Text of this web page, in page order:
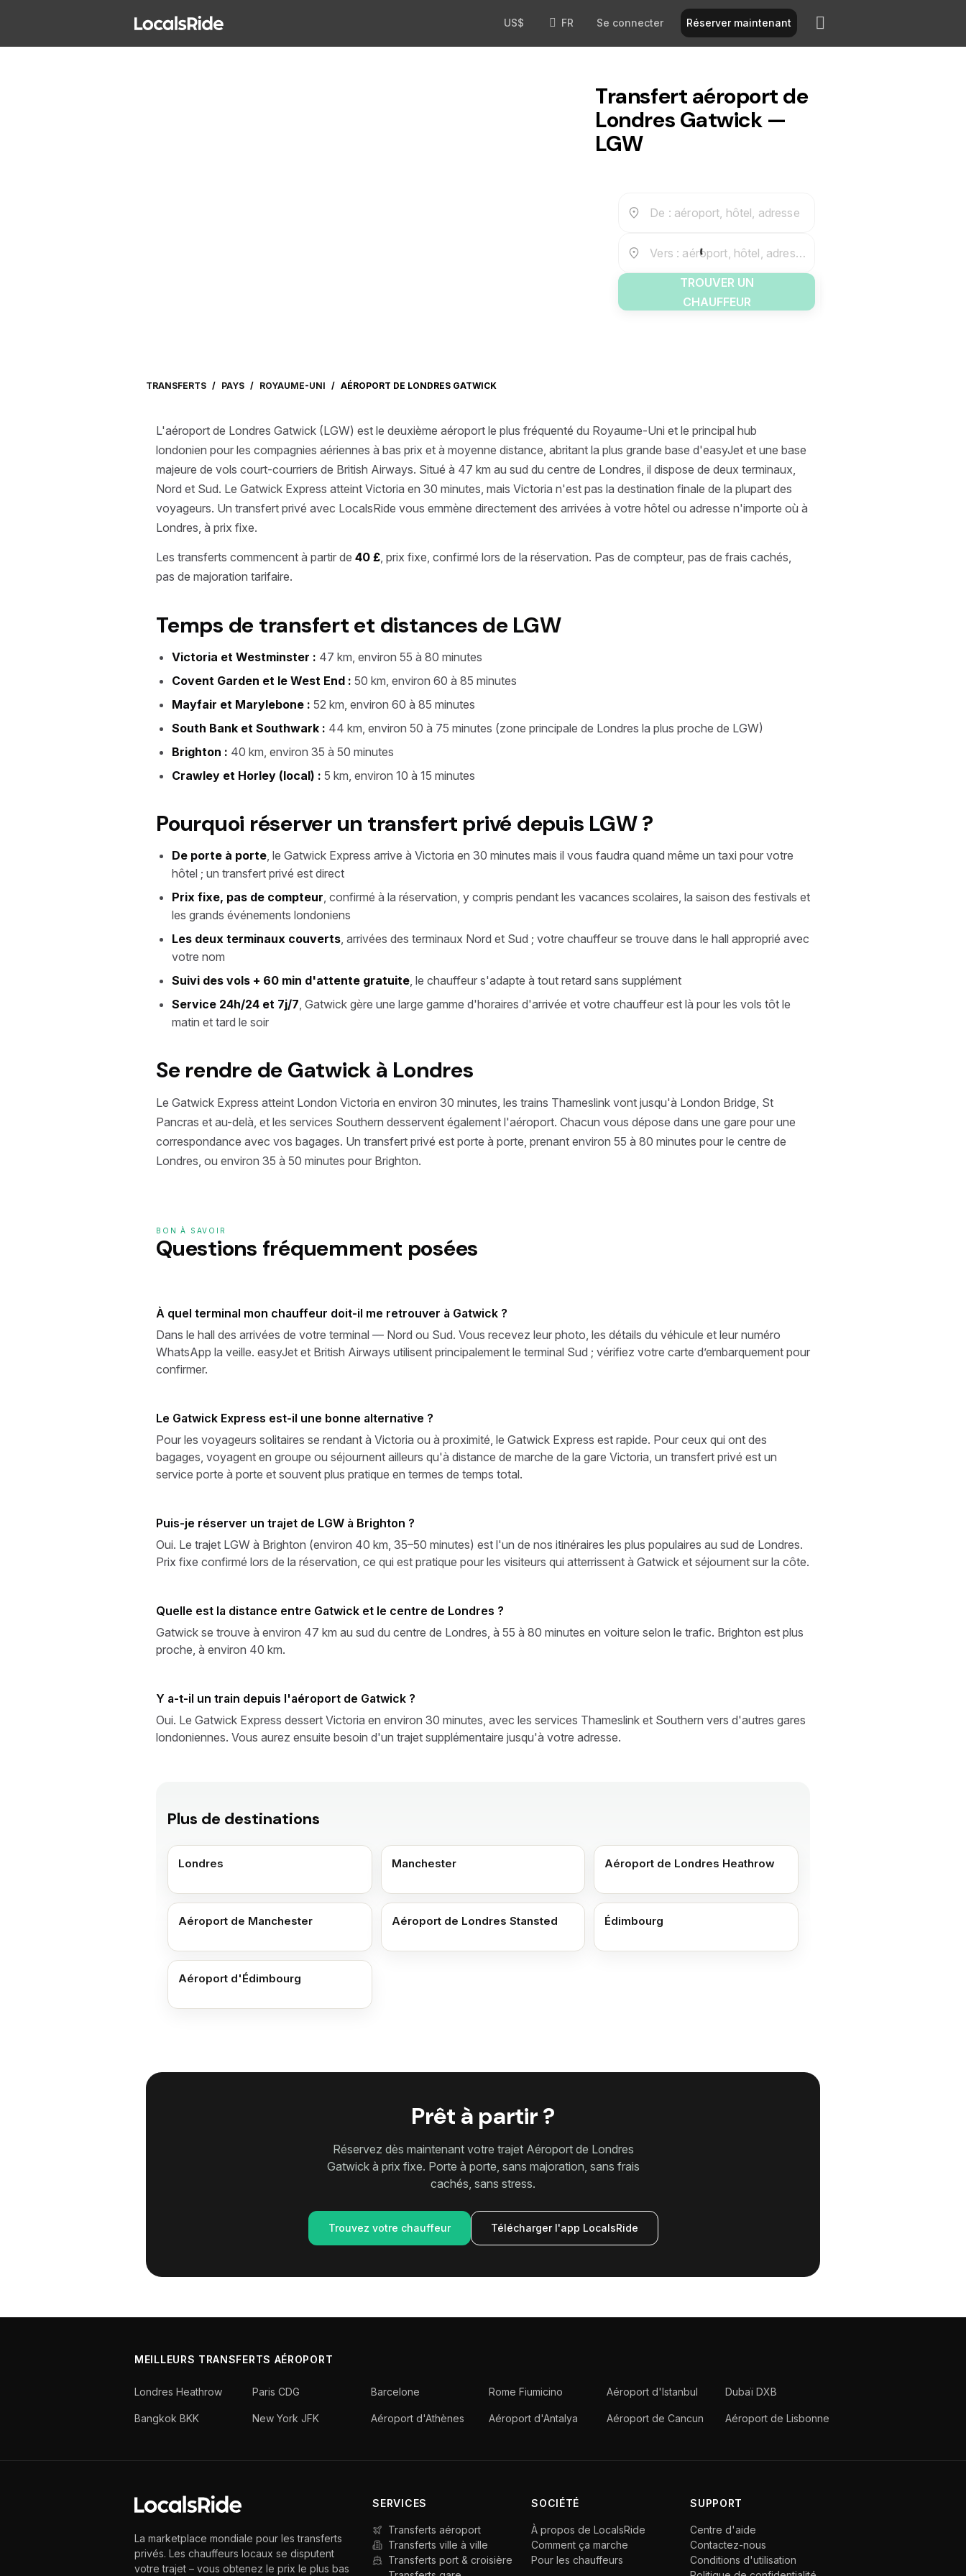
US$ FR Se connecter Réserver maintenant
Transfert aéroport de
Londres Gatwick —
LGW
De : aéroport, hôtel, adresse
Vers : aéroport, hôtel, adresse
TROUVER UN
CHAUFFEUR
TRANSFERTS / PAYS / ROYAUME-UNI / AÉROPORT DE LONDRES GATWICK
L'aéroport de Londres Gatwick (LGW) est le deuxième aéroport le plus fréquenté du Royaume-Uni et le principal hub
londonien pour les compagnies aériennes à bas prix et à moyenne distance, abritant la plus grande base d'easyJet et une base
majeure de vols court-courriers de British Airways. Situé à 47 km au sud du centre de Londres, il dispose de deux terminaux,
Nord et Sud. Le Gatwick Express atteint Victoria en 30 minutes, mais Victoria n'est pas la destination finale de la plupart des
voyageurs. Un transfert privé avec LocalsRide vous emmène directement des arrivées à votre hôtel ou adresse n'importe où à
Londres, à prix fixe.
Les transferts commencent à partir de 40 £, prix fixe, confirmé lors de la réservation. Pas de compteur, pas de frais cachés,
pas de majoration tarifaire.
Temps de transfert et distances de LGW
Victoria et Westminster : 47 km, environ 55 à 80 minutes
Covent Garden et le West End : 50 km, environ 60 à 85 minutes
Mayfair et Marylebone : 52 km, environ 60 à 85 minutes
South Bank et Southwark : 44 km, environ 50 à 75 minutes (zone principale de Londres la plus proche de LGW)
Brighton : 40 km, environ 35 à 50 minutes
Crawley et Horley (local) : 5 km, environ 10 à 15 minutes
Pourquoi réserver un transfert privé depuis LGW ?
De porte à porte, le Gatwick Express arrive à Victoria en 30 minutes mais il vous faudra quand même un taxi pour votre
hôtel ; un transfert privé est direct
Prix fixe, pas de compteur, confirmé à la réservation, y compris pendant les vacances scolaires, la saison des festivals et
les grands événements londoniens
Les deux terminaux couverts, arrivées des terminaux Nord et Sud ; votre chauffeur se trouve dans le hall approprié avec
votre nom
Suivi des vols + 60 min d'attente gratuite, le chauffeur s'adapte à tout retard sans supplément
Service 24h/24 et 7j/7, Gatwick gère une large gamme d'horaires d'arrivée et votre chauffeur est là pour les vols tôt le
matin et tard le soir
Se rendre de Gatwick à Londres
Le Gatwick Express atteint London Victoria en environ 30 minutes, les trains Thameslink vont jusqu'à London Bridge, St
Pancras et au-delà, et les services Southern desservent également l'aéroport. Chacun vous dépose dans une gare pour une
correspondance avec vos bagages. Un transfert privé est porte à porte, prenant environ 55 à 80 minutes pour le centre de
Londres, ou environ 35 à 50 minutes pour Brighton.
BON À SAVOIR
Questions fréquemment posées
À quel terminal mon chauffeur doit-il me retrouver à Gatwick ?
Dans le hall des arrivées de votre terminal — Nord ou Sud. Vous recevez leur photo, les détails du véhicule et leur numéro
WhatsApp la veille. easyJet et British Airways utilisent principalement le terminal Sud ; vérifiez votre carte d’embarquement pour
confirmer.
Le Gatwick Express est-il une bonne alternative ?
Pour les voyageurs solitaires se rendant à Victoria ou à proximité, le Gatwick Express est rapide. Pour ceux qui ont des
bagages, voyagent en groupe ou séjournent ailleurs qu'à distance de marche de la gare Victoria, un transfert privé est un
service porte à porte et souvent plus pratique en termes de temps total.
Puis-je réserver un trajet de LGW à Brighton ?
Oui. Le trajet LGW à Brighton (environ 40 km, 35–50 minutes) est l'un de nos itinéraires les plus populaires au sud de Londres.
Prix fixe confirmé lors de la réservation, ce qui est pratique pour les visiteurs qui atterrissent à Gatwick et séjournent sur la côte.
Quelle est la distance entre Gatwick et le centre de Londres ?
Gatwick se trouve à environ 47 km au sud du centre de Londres, à 55 à 80 minutes en voiture selon le trafic. Brighton est plus
proche, à environ 40 km.
Y a-t-il un train depuis l'aéroport de Gatwick ?
Oui. Le Gatwick Express dessert Victoria en environ 30 minutes, avec les services Thameslink et Southern vers d'autres gares
londoniennes. Vous aurez ensuite besoin d'un trajet supplémentaire jusqu'à votre adresse.
Plus de destinations
Londres Manchester Aéroport de Londres Heathrow
Aéroport de Manchester Aéroport de Londres Stansted Édimbourg
Aéroport d'Édimbourg
Prêt à partir ?
Réservez dès maintenant votre trajet Aéroport de Londres
Gatwick à prix fixe. Porte à porte, sans majoration, sans frais
cachés, sans stress.
Trouvez votre chauffeur Télécharger l'app LocalsRide
MEILLEURS TRANSFERTS AÉROPORT
Londres Heathrow Paris CDG Barcelone Rome Fiumicino Aéroport d'Istanbul Dubaï DXB
Bangkok BKK New York JFK Aéroport d'Athènes Aéroport d'Antalya Aéroport de Cancun Aéroport de Lisbonne
La marketplace mondiale pour les transferts
privés. Les chauffeurs locaux se disputent
votre trajet – vous obtenez le prix le plus bas
SERVICES
Transferts aéroport
Transferts ville à ville
Transferts port & croisière
SOCIÉTÉ
À propos de LocalsRide
Comment ça marche
Pour les chauffeurs
SUPPORT
Centre d'aide
Contactez-nous
Conditions d'utilisation